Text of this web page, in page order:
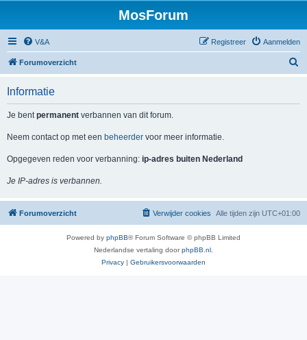
MosForum
V&A Aanmelden
Registreer
Forumoverzicht
Informatie
Je bentpermanent verbannen van dit forum.
Neem contact op met een beheerder voor meer informatie.
Opgegeven reden voor verbanning: ip-adres buiten Nederland
Je IP-adres is verbannen.
Forumoverzicht Alle tijden zijn UTC+01:00
Verwijder cookies
Powered by phpBB® Forum Software © phpBB Limited
Nederlandse vertaling doorphpBB.nl
Privacy | Gebruikersvoorwaarden